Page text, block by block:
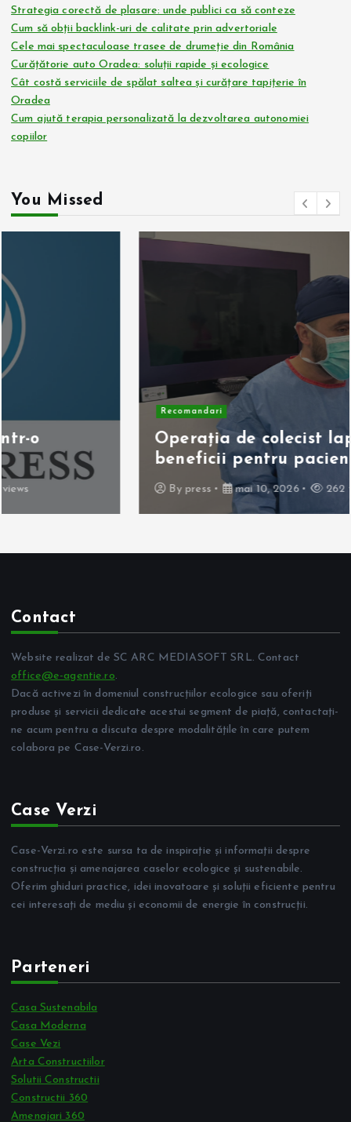
Strategia corectă de plasare: unde publici ca să conteze
Cum să obții backlink-uri de calitate prin advertoriale
Cele mai spectaculoase trasee de drumeție din România
Curățătorie auto Oradea: soluții rapide și ecologice
Cât costă serviciile de spălat saltea și curățare tapițerie în
Oradea
Cum ajută terapia personalizată la dezvoltarea autonomiei
copiilor
You Missed
Operația de colecist laparoscopică:
beneficii pentru pacient
mai 10, 2026 262 views
Contact
Website realizat de SC ARC MEDIASOFT SRL. Contact
office@e-agentie.ro.
Dacă activezi în domeniul construcțiilor ecologice sau oferiți
produse și servicii dedicate acestui segment de piață, contactați-
ne acum pentru a discuta despre modalitățile în care putem
colabora pe Case-Verzi.ro.
Case Verzi
Case-Verzi.ro este sursa ta de inspirație și informații despre
construcția și amenajarea caselor ecologice și sustenabile.
Oferim ghiduri practice, idei inovatoare și soluții eficiente pentru
cei interesați de mediu și economii de energie în construcții.
Parteneri
Casa Sustenabila
Casa Moderna
Case Vezi
Arta Constructiilor
Solutii Constructii
Constructii 360
Amenajari 360